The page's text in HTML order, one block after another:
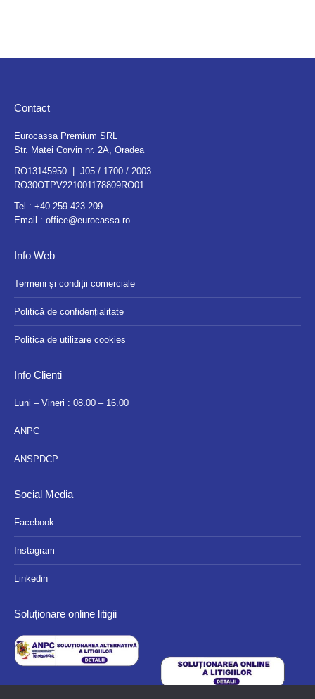
Contact
Eurocassa Premium SRL
Str. Matei Corvin nr. 2A, Oradea
RO13145950 | J05 / 1700 / 2003
RO30OTPV221001178809RO01
Tel : +40 259 423 209
Email : office@eurocassa.ro
Info Web
Termeni și condiții comerciale
Politică de confidențialitate
Politica de utilizare cookies
Info Clienti
Luni – Vineri : 08.00 – 16.00
ANPC
ANSPDCP
Social Media
Facebook
Instagram
Linkedin
Soluționare online litigii